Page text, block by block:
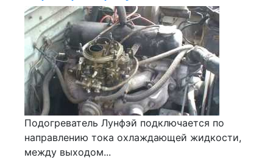
Подогреватель Лунфэй подключается по
направлению тока охлаждающей жидкости,
между выходом...